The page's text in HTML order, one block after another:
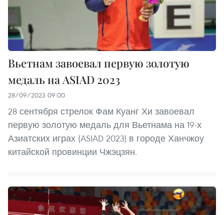
Вьетнам завоевал первую золотую
медаль на ASIAD 2023
28/09/2023 09:00
28 сентября стрелок Фам Куанг Хи завоевал
первую золотую медаль для Вьетнама на 19-х
Азиатских играх (ASIAD 2023) в городе Ханчжоу
китайской провинции Чжэцзян.